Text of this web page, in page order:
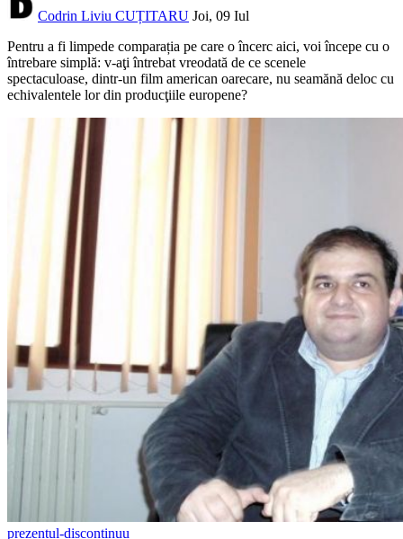
Codrin Liviu CUȚITARU Joi, 09 Iul
Pentru a fi limpede comparația pe care o încerc aici, voi începe cu o
întrebare simplă: v-aţi întrebat vreodată de ce scenele
spectaculoase, dintr-un film american oarecare, nu seamănă deloc cu
echivalentele lor din producţiile europene?
prezentul-discontinuu